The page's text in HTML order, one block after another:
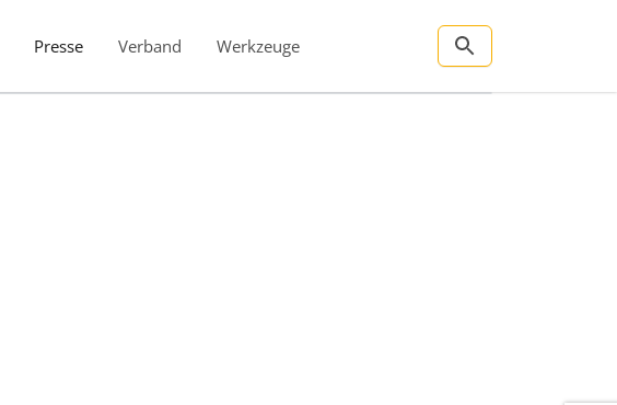
Presse Verband Werkzeuge